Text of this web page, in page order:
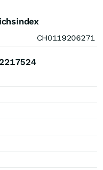
CH0119206271